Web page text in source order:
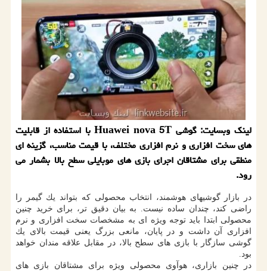
لینك وبسایت: گوشی Huawei nova 5T با استفاده از قابلیت
های سخت افزاری و نرم افزاری مختلف، با قیمت مناسب، گزینه ای
منطقی برای مشتاقان اجرای بازی های موبایلی سطح بالا بشمار می
رود.
در بازار گوشیهای هوشمند، انتخاب محصولی كه بتواند یك گیمر را
راضی كند، چندان ساده نیست. به بیان دقیق تر، برای خرید چنین
محصولی ابتدا باید توجه ویژه ای به مشخصات سخت افزاری و نرم
افزاری آن داشت و در پایان، مانعی بزرگ یعنی قیمت بالای یك
گوشی سازگار با بازی های سطح بالا، در مقابل علاقه مندان خواهد
بود.
در چنین بازاری، هوآوی محصولی ویژه برای مشتاقان بازی های